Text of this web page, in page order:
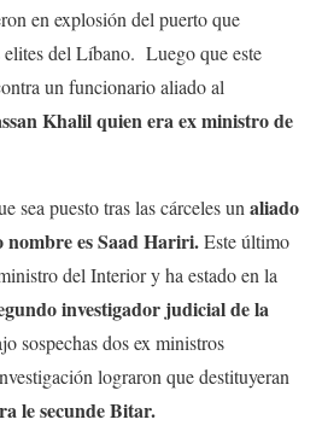
en explosión del puerto que
del Líbano. Luego que este
un funcionario aliado al
Khalil quien era ex ministro de
sea puesto tras las cárceles un aliado
es Saad Hariri.Este último
del Interior y ha estado en la
investigador judicial de la
sospechas dos ex ministros
lograron que destituyeran
le secunde Bitar.